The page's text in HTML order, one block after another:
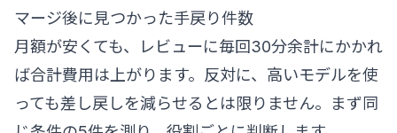
マージ後に見つかった手戻り件数
月額が安くても、レビューに毎回30分余計にかかれ
ば合計費用は上がります。反対に、高いモデルを使
っても差し戻しを減らせるとは限りません。まず同